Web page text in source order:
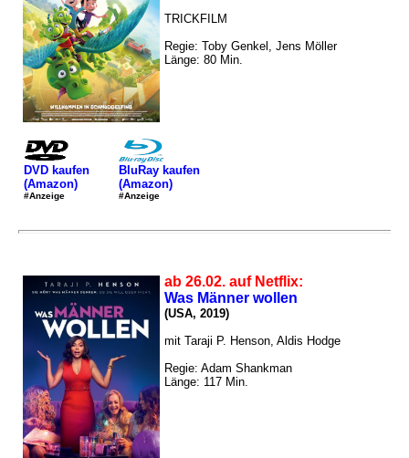
TRICKFILM
Regie: Toby Genkel, Jens Möller
Länge: 80 Min.
DVD kaufen
(Amazon)
#Anzeige
BluRay kaufen
(Amazon)
#Anzeige
ab 26.02. auf Netflix:
Was Männer wollen
(USA, 2019)
mit Taraji P. Henson, Aldis Hodge
Regie: Adam Shankman
Länge: 117 Min.